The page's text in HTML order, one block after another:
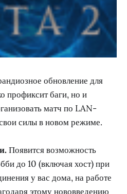
обновление для
профиксит баги, но и
матч по LAN-
силы в новом режиме.
Появится возможность
до 10 (включая хост) при
у вас дома, на работе
этому нововведению